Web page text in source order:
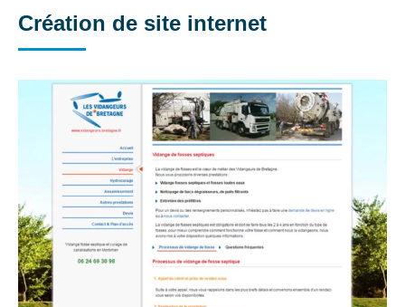
Création de site internet